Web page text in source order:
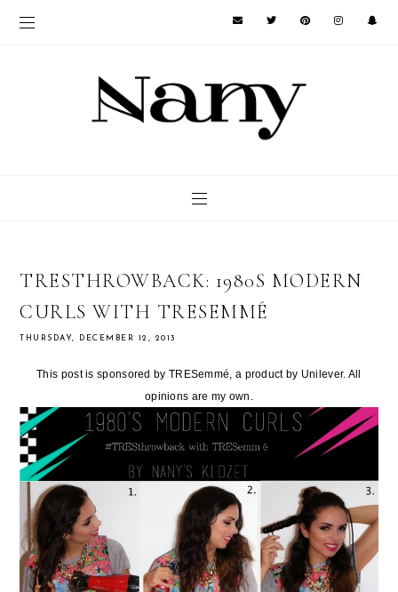
TRESTHROWBACK: 1980S MODERN
CURLS WITH TRESEMMÉ
THURSDAY, DECEMBER 12, 2013
This post is sponsored by TRESemmé, a product by Unilever. All
opinions are my own.